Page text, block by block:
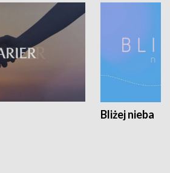
Bliżej nieba